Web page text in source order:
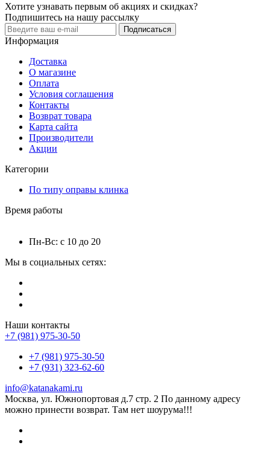
Хотите узнавать первым об акциях и скидках?
Подпишитесь на нашу рассылку
Подписаться
Информация
Доставка
О магазине
Оплата
Условия соглашения
Контакты
Возврат товара
Карта сайта
Производители
Акции
Категории
По типу оправы клинка
Время работы
Пн-Вс: с 10 до 20
Мы в социальных сетях:
Наши контакты
+7 (981) 975-30-50
+7 (981) 975-30-50
+7 (931) 323-62-60
info@katanakami.ru
Москва, ул. Южнопортовая д.7 стр. 2 По данному адресу
можно принести возврат. Там нет шоурума!!!